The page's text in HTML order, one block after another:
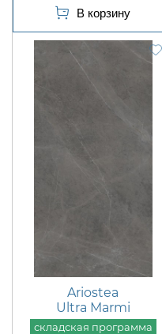
Ariostea
Ultra Marmi